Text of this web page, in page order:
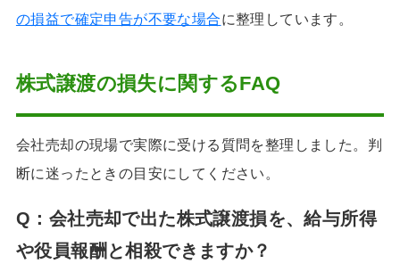
の損益で確定申告が不要な場合に整理しています。
株式譲渡の損失に関するFAQ
会社売却の現場で実際に受ける質問を整理しました。判
断に迷ったときの目安にしてください。
Q： 会社売却で出た株式譲渡損を、給与所得
や役員報酬と相殺できますか？